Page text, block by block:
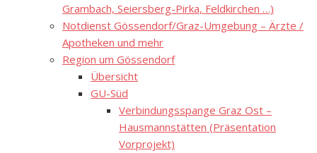
Grambach, Seiersberg-Pirka, Feldkirchen …)
Notdienst Gössendorf/Graz-Umgebung – Ärzte /
Apotheken und mehr
Region um Gössendorf
Übersicht
GU-Süd
Verbindungsspange Graz Ost –
Hausmannstätten (Präsentation
Vorprojekt)